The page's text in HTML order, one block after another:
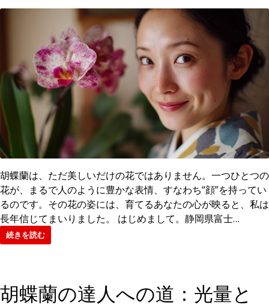
胡蝶蘭は、ただ美しいだけの花ではありません。一つひとつの
花が、まるで人のように豊かな表情、すなわち“顔”を持ってい
るのです。その花の姿には、育てるあなたの心が映ると、私は
長年信じてまいりました。 はじめまして。静岡県富士…
続きを読む
胡蝶蘭の達人への道：光量と